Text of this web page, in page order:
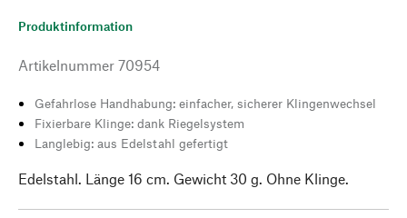
Produktinformation
Artikelnummer 70954
Gefahrlose Handhabung: einfacher, sicherer Klingenwechsel
Fixierbare Klinge: dank Riegelsystem
Langlebig: aus Edelstahl gefertigt
Edelstahl. Länge 16 cm. Gewicht 30 g. Ohne Klinge.